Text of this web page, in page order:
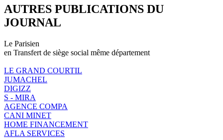
AUTRES PUBLICATIONS DU
JOURNAL
Le Parisien
en Transfert de siège social même département
LE GRAND COURTIL
JUMACHEL
DIGIZZ
S - MIRA
AGENCE COMPA
CANI MINET
HOME FINANCEMENT
AFLA SERVICES